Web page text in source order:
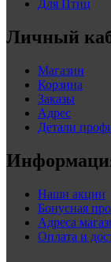
Для Птиц
Личный
Магазин
Корзина
Заказы
Адрес
Детали
Наши акции
Бонусная
Адреса
Оплата и